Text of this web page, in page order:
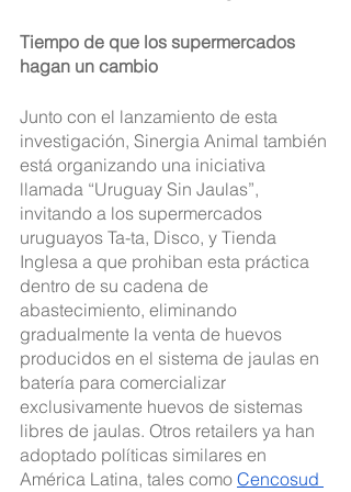
Tiempo de que los supermercados
hagan un cambio
Junto con el lanzamiento de esta
investigación, Sinergia Animal también
está organizando una iniciativa
llamada “Uruguay Sin Jaulas”,
invitando a los supermercados
uruguayos Ta-ta, Disco, y Tienda
Inglesa a que prohiban esta práctica
dentro de su cadena de
abastecimiento, eliminando
gradualmente la venta de huevos
producidos en el sistema de jaulas en
batería para comercializar
exclusivamente huevos de sistemas
libres de jaulas. Otros retailers ya han
adoptado políticas similares en
América Latina, tales como Cencosud